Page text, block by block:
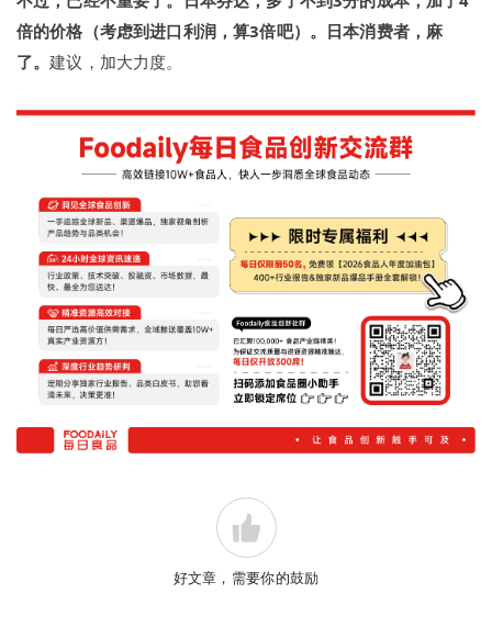
倍的价格（考虑到进口利润，算3倍吧）。 日本消费者，麻
了。建议，加大力度。
好文章，需要你的鼓励